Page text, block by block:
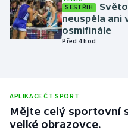
Parasport
Ragby
SESTŘIH
neuspěla ani
osmifinále
Před 4 hod
APLIKACE ČT SPORT
Mějte celý sportovní
velké obrazovce.